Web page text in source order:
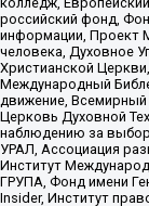
российский фонд,
информации, Проект
человека, Духовное
Христианской
Международный
движение, Всемирный
Церковь Духовной
наблюдению за
УРАЛ, Ассоциация
Институт
ГРУПА, Фонд имени
Insider, Институт